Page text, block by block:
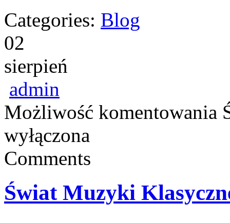
Categories: Blog
02
sierpień
admin
Możliwość komentowania
wyłączona
Comments
Świat Muzyki